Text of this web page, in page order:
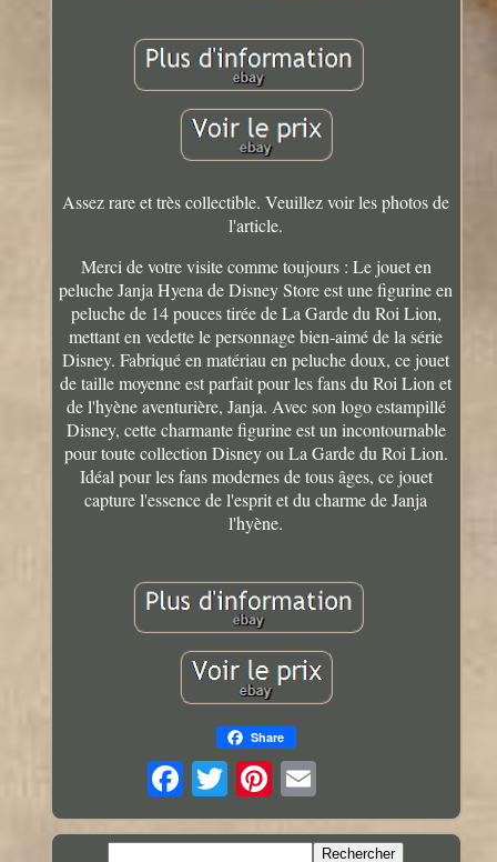
Assez rare et très collectible. Veuillez voir les photos de
l'article.
Merci de votre visite comme toujours : Le jouet en
peluche Janja Hyena de Disney Store est une figurine en
peluche de 14 pouces tirée de La Garde du Roi Lion,
mettant en vedette le personnage bien-aimé de la série
Disney. Fabriqué en matériau en peluche doux, ce jouet
de taille moyenne est parfait pour les fans du Roi Lion et
de l'hyène aventurière, Janja. Avec son logo estampillé
Disney, cette charmante figurine est un incontournable
pour toute collection Disney ou La Garde du Roi Lion.
Idéal pour les fans modernes de tous âges, ce jouet
capture l'essence de l'esprit et du charme de Janja
l'hyène.
Share